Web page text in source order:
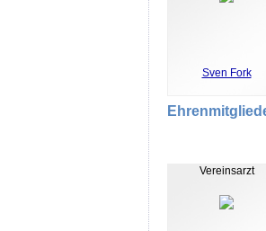
Sven Fork
Vereinsarzt